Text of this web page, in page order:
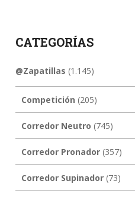
CATEGORÍAS
@Zapatillas (1.145)
Competición (205)
Corredor Neutro (745)
Corredor Pronador(357)
Corredor Supinador(73)